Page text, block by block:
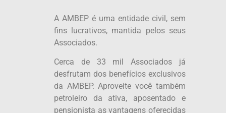
A AMBEP é uma entidade civil, sem
fins lucrativos, mantida pelos seus
Associados.
Cerca de 33 mil Associados já
desfrutam dos benefícios exclusivos
da AMBEP. Aproveite você também
petroleiro da ativa, aposentado e
pensionista as vantagens oferecidas